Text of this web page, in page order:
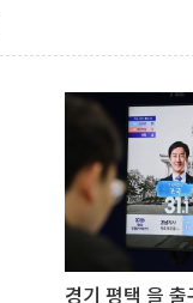
경기 평택 을